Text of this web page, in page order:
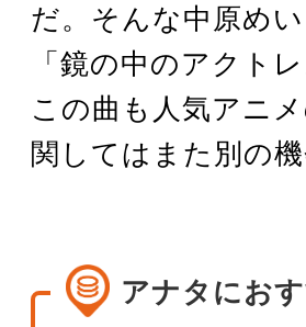
だ。そんな中原め
「鏡の中のアクト
この曲も人気アニ
関してはまた別の
アナタにお